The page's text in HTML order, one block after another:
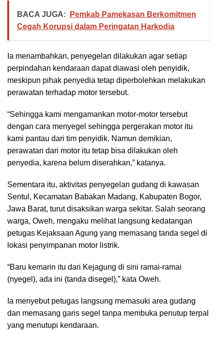
BACA JUGA:
Pemkab Pamekasan Berkomitmen
Cegah Korupsi dalam Peringatan Harkodia
Ia menambahkan, penyegelan dilakukan agar setiap
perpindahan kendaraan dapat diawasi oleh penyidik,
meskipun pihak penyedia tetap diperbolehkan melakukan
perawatan terhadap motor tersebut.
“Sehingga kami mengamankan motor-motor tersebut
dengan cara menyegel sehingga pergerakan motor itu
kami pantau dari tim penyidik. Namun demikian,
perawatan dari motor itu tetap bisa dilakukan oleh
penyedia, karena belum diserahkan,” katanya.
Sementara itu, aktivitas penyegelan gudang di kawasan
Sentul, Kecamatan Babakan Madang, Kabupaten Bogor,
Jawa Barat, turut disaksikan warga sekitar. Salah seorang
warga, Oweh, mengaku melihat langsung kedatangan
petugas Kejaksaan Agung yang memasang tanda segel di
lokasi penyimpanan motor listrik.
“Baru kemarin itu dari Kejagung di sini ramai-ramai
(nyegel), ada ini (tanda disegel),” kata Oweh.
Ia menyebut petugas langsung memasuki area gudang
dan memasang garis segel tanpa membuka penutup terpal
yang menutupi kendaraan.